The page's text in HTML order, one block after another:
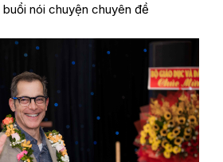
buổi nói chuyện chuyên đề